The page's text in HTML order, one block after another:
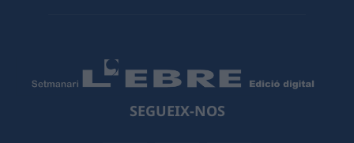
SEGUEIX-NOS